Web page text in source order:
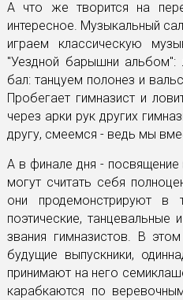
А что же творится на
интересное. Музыкальный
играем классическую
"Уездной барышни альбом":
бал: танцуем полонез и
Пробегает гимназист и
через арки рук других
другу, смеемся - ведь мы
А в финале дня - посвящение
могут считать себя
они продемонстрируют
поэтические,
звания гимназистов. В
будущие выпускники,
принимают на него
карабкаются по